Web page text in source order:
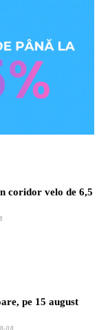
coridor velo de 6,5
pe 15 august